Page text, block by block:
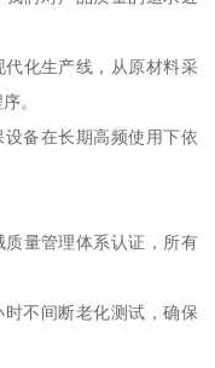
化生产线，从原材料采
。
备在长期高频使用下依
质量管理体系认证，所有
不间断老化测试，确保